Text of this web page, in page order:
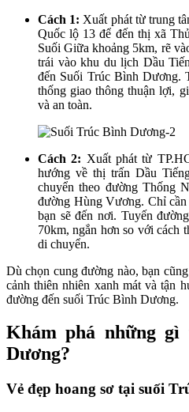
Cách 1: Xuất phát từ trung
Quốc lộ 13 để đến thị xã
Suối Giữa khoảng 5km, rẽ
trái vào khu du lịch Dầu
đến Suối Trúc Bình Dương.
thống giao thông thuận lợi,
và an toàn.
Cách 2: Xuất phát từ
hướng về thị trấn Dầu
chuyển theo đường Thống
đường Hùng Vương. Chỉ cần
bạn sẽ đến nơi. Tuyến
70km, ngắn hơn so với cách
di chuyển.
Dù chọn cung đường nào, bạn
cảnh thiên nhiên xanh mát và tận
đường đến suối Trúc Bình Dương.
Khám phá những
Dương?
Vẻ đẹp hoang sơ tại suối